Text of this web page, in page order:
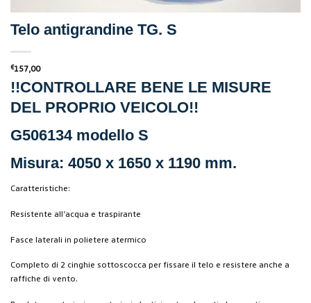
Telo antigrandine TG. S
€157,00
!!CONTROLLARE BENE LE MISURE
DEL PROPRIO VEICOLO!!
G506134 modello S
Misura: 4050 x 1650 x 1190 mm.
Caratteristiche:
Resistente all’acqua e traspirante
Fasce laterali in polietere atermico
Completo di 2 cinghie sottoscocca per fissare il telo e resistere anche a
raffiche di vento.